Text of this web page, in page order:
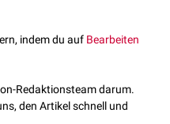
indem du auf Bearbeiten
Redaktionsteam darum.
den Artikel schnell und